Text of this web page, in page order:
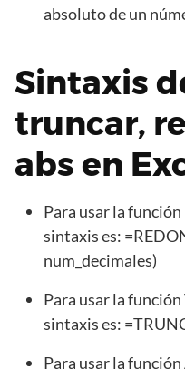
absoluto de un
Sintaxis
truncar,
abs en
Para usar la
sintaxis es:
num_decimales)
Para usar la
sintaxis es:
Para usar la función